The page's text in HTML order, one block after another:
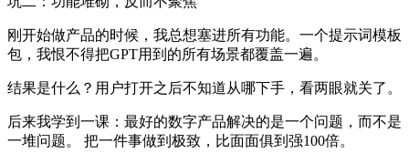
刚开始做产品的时候，我总想塞进所有功能。一个提示词模板
包，我恨不得把GPT用到的所有场景都覆盖一遍。
结果是什么？用户打开之后不知道从哪下手，看两眼就关了。
后来我学到一课：最好的数字产品解决的是一个问题，而不是
一堆问题。 把一件事做到极致，比面面俱到强100倍。